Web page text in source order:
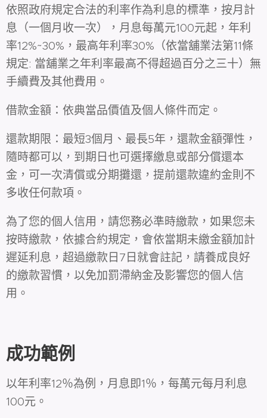
依照政府規定合法的利率作為利息的標準，按月計
息（一個月收一次），月息每萬元100元起，年利
率12%~30%，最高年利率30%（依當舖業法第11條
規定: 當舖業之年利率最高不得超過百分之三十）無
手續費及其他費用。
借款金額：依典當品價值及個人條件而定。
還款期限：最短3個月、最長5年，還款金額彈性，
隨時都可以，到期日也可選擇繳息或部分償還本
金，可一次清償或分期攤還，提前還款違約金則不
多收任何款項。
為了您的個人信用，請您務必準時繳款，如果您未
按時繳款，依據合約規定，會依當期未繳金額加計
遲延利息，超過繳款日7日就會註記，請養成良好
的繳款習慣，以免加罰滯納金及影響您的個人信
用。
成功範例
以年利率12％為例，月息即1％，每萬元每月利息
100元。